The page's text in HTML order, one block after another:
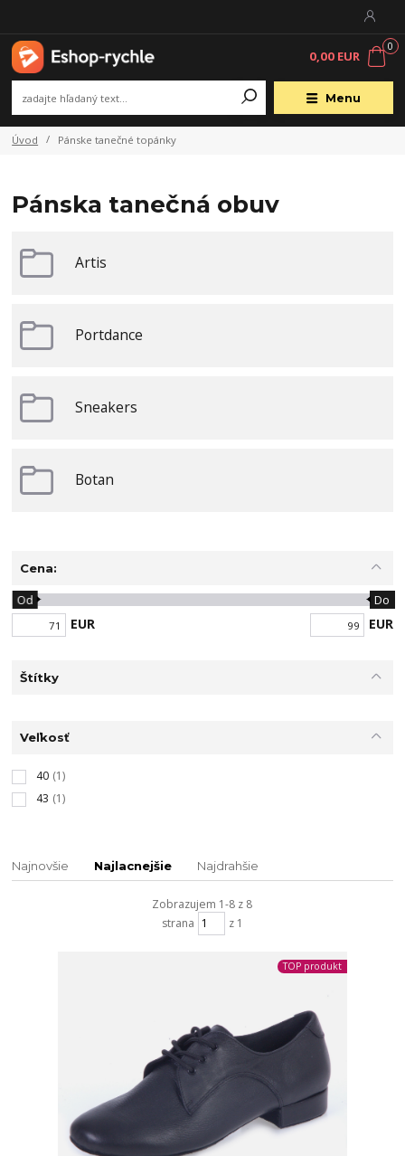
Menu
0
0,00 EUR
Úvod Pánske tanečné topánky
Pánska tanečná obuv
Artis
Portdance
Sneakers
Botan
Cena:
EUR
Od Do
EUR
Štítky
Veľkosť
40 (1)
43 (1)
Najnovšie Najlacnejšie Najdrahšie
Zobrazujem 1-8 z 8
strana
z 1
TOP produkt